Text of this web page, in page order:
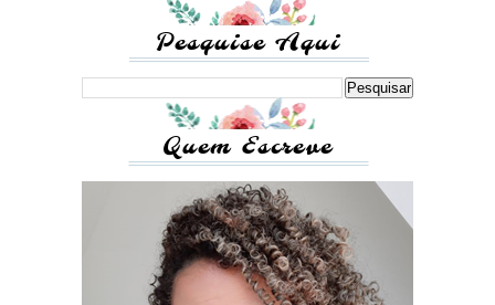
Pesquise Aqui
Quem Escreve